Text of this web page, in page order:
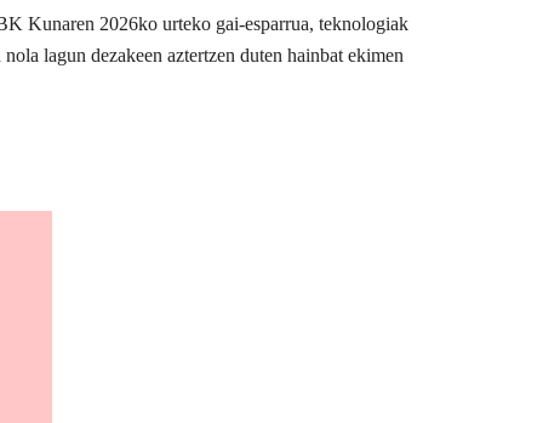
Kunaren 2026ko urteko gai-esparrua, teknologiak
lagun dezakeen aztertzen duten hainbat ekimen